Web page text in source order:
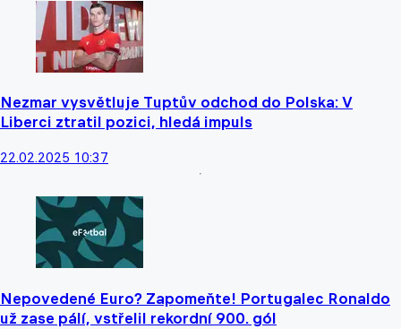
Nezmar vysvětluje Tuptův odchod do Polska: V
Liberci ztratil pozici, hledá impuls
22.02.2025 10:37
Nepovedené Euro? Zapomeňte! Portugalec Ronaldo
už zase pálí, vstřelil rekordní 900. gól